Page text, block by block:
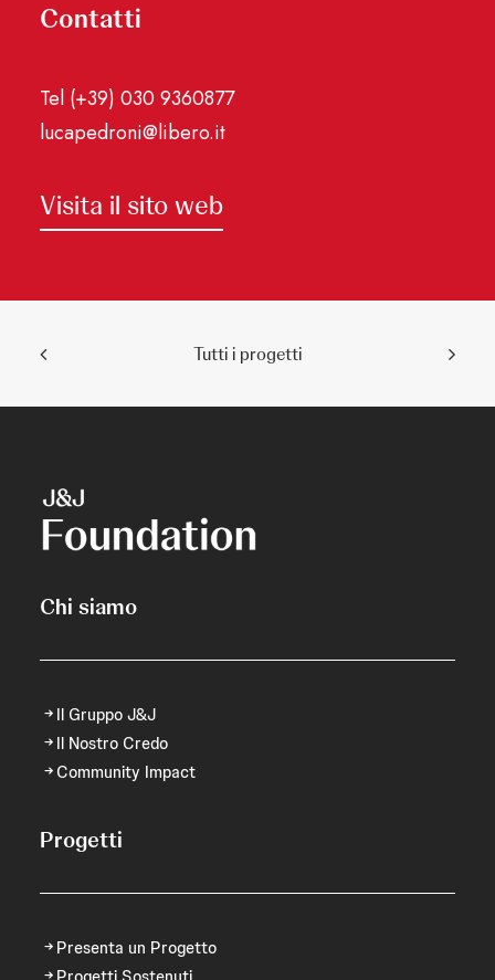
Contatti
Tel (+39) 030 9360877
lucapedroni@libero.it
Visita il sito web
Tutti i progetti
Chi siamo
Il Gruppo J&J
Il Nostro Credo
Community Impact
Progetti
Presenta un Progetto